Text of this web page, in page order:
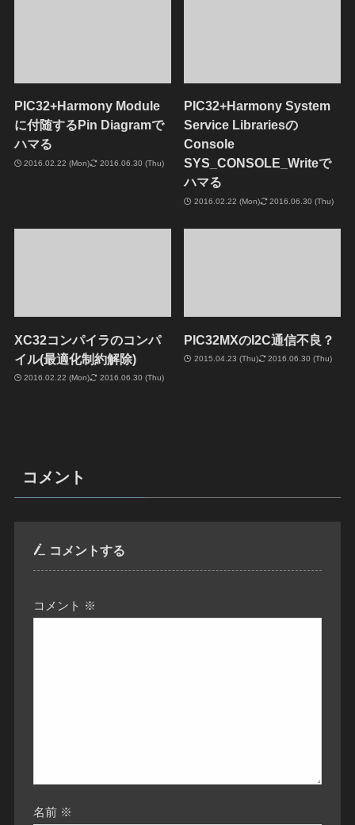
PIC32+Harmony Module
に付随するPin Diagramで
ハマる
2016.02.22 (Mon) 2016.06.30 (Thu)
PIC32+Harmony System
Service Librariesの
Console
SYS_CONSOLE_Writeで
ハマる
2016.02.22 (Mon) 2016.06.30 (Thu)
XC32コンパイラのコンパ
イル(最適化制約解除)
2016.02.22 (Mon) 2016.06.30 (Thu)
PIC32MXのI2C通信不良？
2015.04.23 (Thu) 2016.06.30 (Thu)
コメント
コメントする
コメント ※
名前 ※